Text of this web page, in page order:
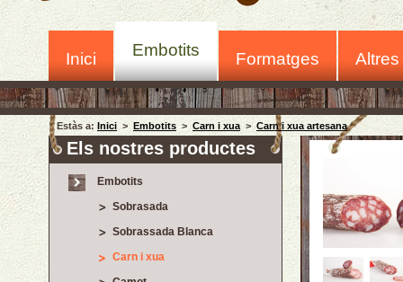
Inici Embotits Formatges
Estàs a: Inici > Embotits > Carn i xua > Carn i xua artesana
Els nostres productes
Embotits
Sobrasada
Sobrassada Blanca
Carn i xua